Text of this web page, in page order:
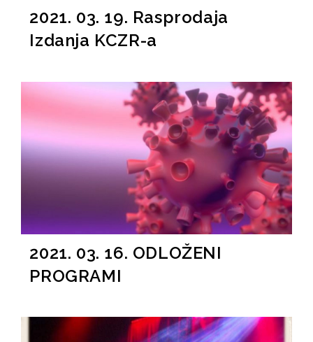
2021. 03. 19. Rasprodaja
Izdanja KCZR-a
2021. 03. 16. ODLOŽENI
PROGRAMI